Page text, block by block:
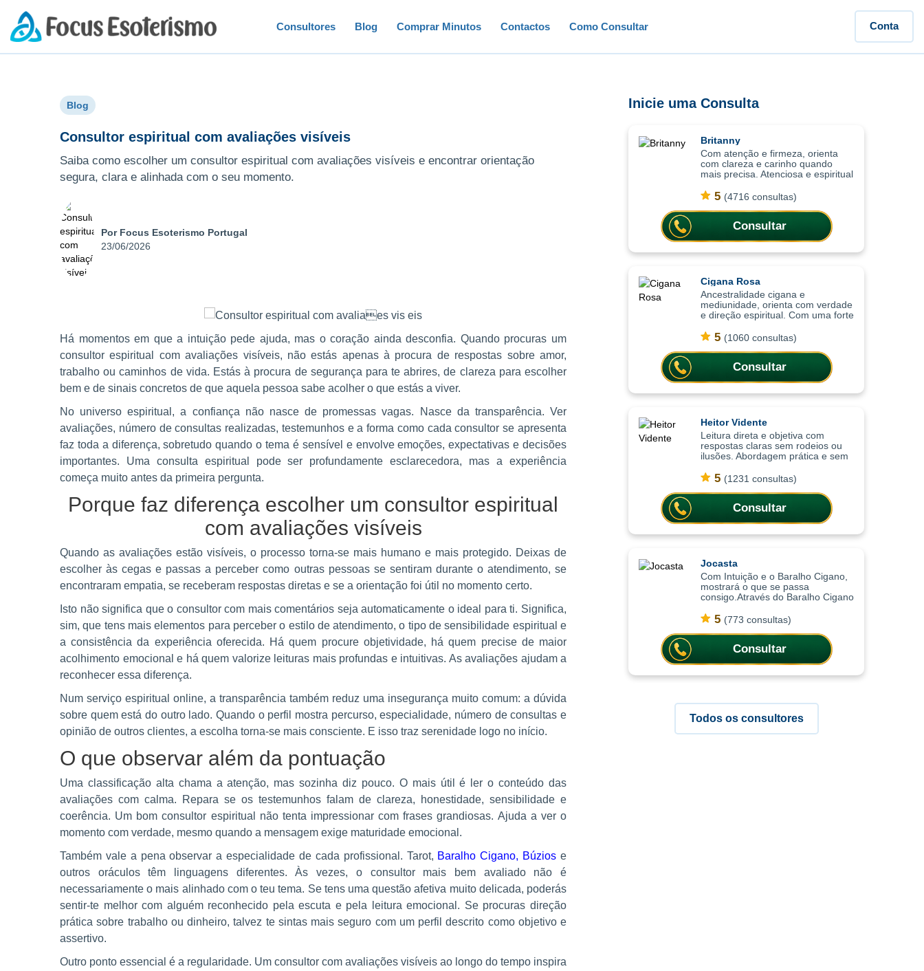
Consultores Blog Comprar Minutos Contactos Como Consultar Conta
Blog
Consultor espiritual com avaliações visíveis
Saiba como escolher um consultor espiritual com avaliações visíveis e encontrar orientação
segura, clara e alinhada com o seu momento.
Por Focus Esoterismo Portugal
23/06/2026
Há momentos em que a intuição pede ajuda, mas o coração ainda desconfia. Quando procuras um
consultor espiritual com avaliações visíveis, não estás apenas à procura de respostas sobre amor,
trabalho ou caminhos de vida. Estás à procura de segurança para te abrires, de clareza para escolher
bem e de sinais concretos de que aquela pessoa sabe acolher o que estás a viver.
No universo espiritual, a confiança não nasce de promessas vagas. Nasce da transparência. Ver
avaliações, número de consultas realizadas, testemunhos e a forma como cada consultor se apresenta
faz toda a diferença, sobretudo quando o tema é sensível e envolve emoções, expectativas e decisões
importantes. Uma consulta espiritual pode ser profundamente esclarecedora, mas a experiência
começa muito antes da primeira pergunta.
Porque faz diferença escolher um consultor espiritual
com avaliações visíveis
Quando as avaliações estão visíveis, o processo torna-se mais humano e mais protegido. Deixas de
escolher às cegas e passas a perceber como outras pessoas se sentiram durante o atendimento, se
encontraram empatia, se receberam respostas diretas e se a orientação foi útil no momento certo.
Isto não significa que o consultor com mais comentários seja automaticamente o ideal para ti. Significa,
sim, que tens mais elementos para perceber o estilo de atendimento, o tipo de sensibilidade espiritual e
a consistência da experiência oferecida. Há quem procure objetividade, há quem precise de maior
acolhimento emocional e há quem valorize leituras mais profundas e intuitivas. As avaliações ajudam a
reconhecer essa diferença.
Num serviço espiritual online, a transparência também reduz uma insegurança muito comum: a dúvida
sobre quem está do outro lado. Quando o perfil mostra percurso, especialidade, número de consultas e
opinião de outros clientes, a escolha torna-se mais consciente. E isso traz serenidade logo no início.
O que observar além da pontuação
Uma classificação alta chama a atenção, mas sozinha diz pouco. O mais útil é ler o conteúdo das
avaliações com calma. Repara se os testemunhos falam de clareza, honestidade, sensibilidade e
coerência. Um bom consultor espiritual não tenta impressionar com frases grandiosas. Ajuda a ver o
momento com verdade, mesmo quando a mensagem exige maturidade emocional.
Também vale a pena observar a especialidade de cada profissional. Tarot, Baralho Cigano, Búzios e
outros oráculos têm linguagens diferentes. Às vezes, o consultor mais bem avaliado não é
necessariamente o mais alinhado com o teu tema. Se tens uma questão afetiva muito delicada, poderás
sentir-te melhor com alguém reconhecido pela escuta e pela leitura emocional. Se procuras direção
prática sobre trabalho ou dinheiro, talvez te sintas mais seguro com um perfil descrito como objetivo e
assertivo.
Outro ponto essencial é a regularidade. Um consultor com avaliações visíveis ao longo do tempo inspira
Inicie uma Consulta
Britanny
Com atenção e firmeza, orienta
com clareza e carinho quando
mais precisa. Atenciosa e espiritual
consultas ajudam a compreender
situações com mais clareza,
oferecendo or
5 (4716 consultas)
Consultar
Cigana Rosa
Ancestralidade cigana e
mediunidade, orienta com verdade
e direção espiritual. Com uma forte
prática mediúnica desenvolvida ao
longo de anos, as consultas
ajudam
5 (1060 consultas)
Consultar
Heitor Vidente
Leitura direta e objetiva com
respostas claras sem rodeios ou
ilusões. Abordagem prática e sem
compreender situações de forma
clara, trazendo respostas diretas
para
5 (1231 consultas)
Consultar
Jocasta
Com Intuição e o Baralho Cigano,
mostrará o que se passa
consigo.Através do Baralho Cigano
ajuda a compreender situações
que causam dúvidas, ansiedade
ou incerteza. Com
5 (773 consultas)
Consultar
Todos os consultores